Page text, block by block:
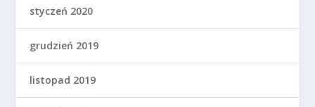
styczeń 2020
grudzień 2019
listopad 2019